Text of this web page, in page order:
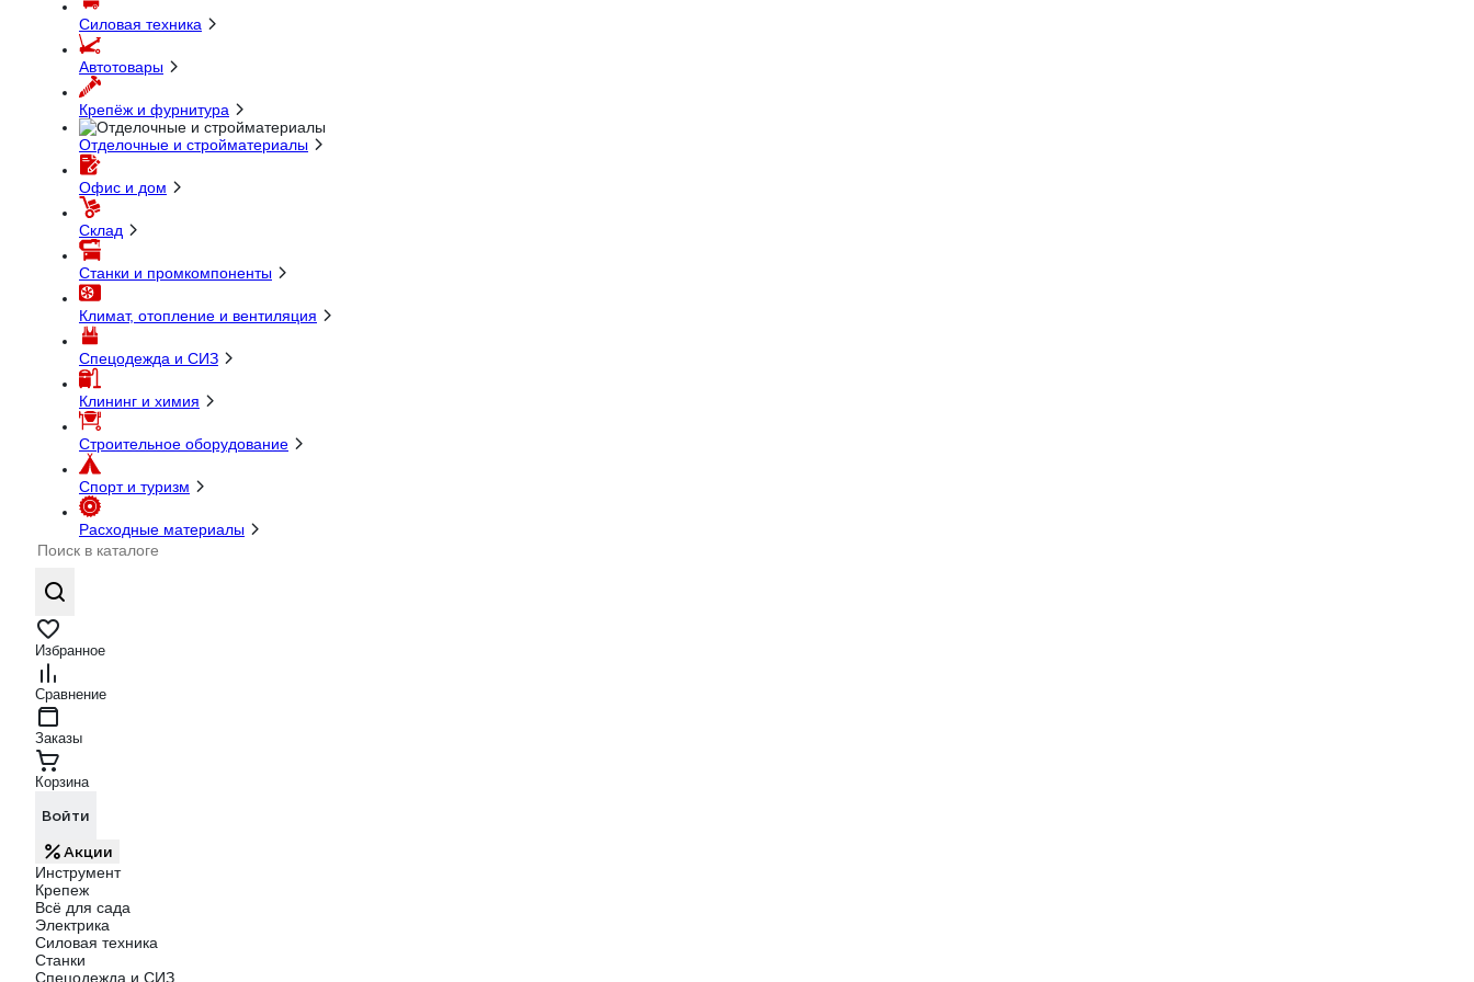
Силовая техника
Автотовары
Крепёж и фурнитура
Отделочные и стройматериалы
Офис и дом
Склад
Станки и промкомпоненты
Климат, отопление и вентиляция
Спецодежда и СИЗ
Клининг и химия
Строительное оборудование
Спорт и туризм
Расходные материалы
Избранное
Сравнение
Заказы
Корзина
Войти
Акции
Инструмент
Крепеж
Всё для сада
Электрика
Силовая техника
Станки
Спецодежда и СИЗ